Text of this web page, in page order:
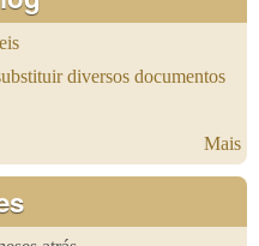
diversos documentos
Mais